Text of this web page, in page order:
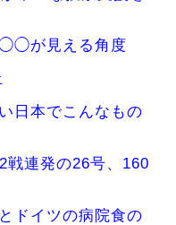
◯◯が見える角度
日本でこんなもの
戦連発の26号、160
ドイツの病院食の